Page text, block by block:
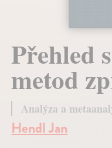
Přehled
metod
Analýza a
Hendl Jan